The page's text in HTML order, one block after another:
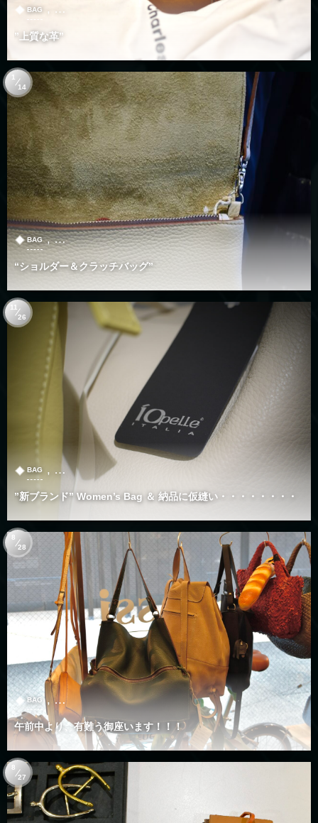
BAG , …
”上質な革”
BAG , …
“ショルダー＆クラッチバッグ”
1
14
BAG , …
”新ブランド” Women’s Bag ＆ 納品に仮縫い・・・・・・・・
11
26
BAG , …
午前中より、有難う御座います！！！
8
28
8
27